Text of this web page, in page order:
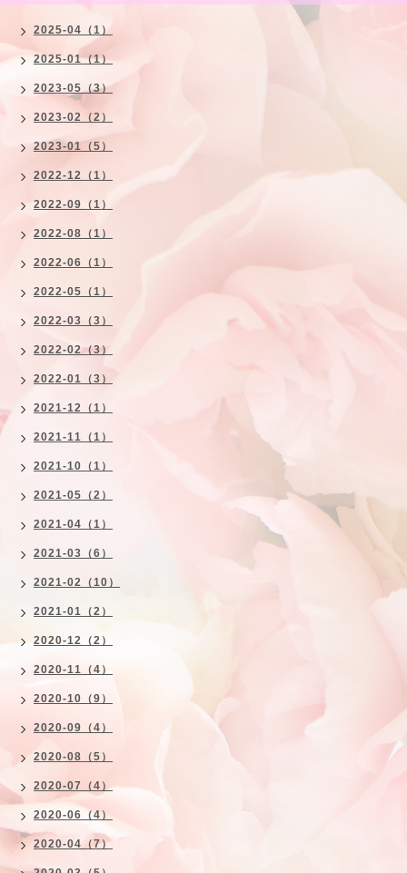
2025-04（1）
2025-01（1）
2023-05（3）
2023-02（2）
2023-01（5）
2022-12（1）
2022-09（1）
2022-08（1）
2022-06（1）
2022-05（1）
2022-03（3）
2022-02（3）
2022-01（3）
2021-12（1）
2021-11（1）
2021-10（1）
2021-05（2）
2021-04（1）
2021-03（6）
2021-02（10）
2021-01（2）
2020-12（2）
2020-11（4）
2020-10（9）
2020-09（4）
2020-08（5）
2020-07（4）
2020-06（4）
2020-04（7）